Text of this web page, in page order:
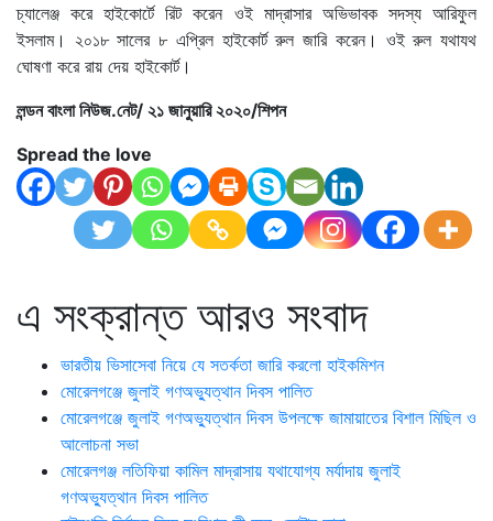
চ্যালেঞ্জ করে হাইকোর্টে রিট করেন ওই মাদ্রাসার অভিভাবক সদস্য আরিফুল
ইসলাম। ২০১৮ সালের ৮ এপ্রিল হাইকোর্ট রুল জারি করেন। ওই রুল যথাযথ
ঘোষণা করে রায় দেয় হাইকোর্ট।
লন্ডন বাংলা নিউজ.নেট/ ২১ জানুয়ারি ২০২০/শিপন
Spread the love
এ সংক্রান্ত আরও সংবাদ
ভারতীয় ভিসাসেবা নিয়ে যে সতর্কতা জারি করলো হাইকমিশন
মোরেলগঞ্জে জুলাই গণঅভ্যুত্থান দিবস পালিত
মোরেলগঞ্জে জুলাই গণঅভ্যুত্থান দিবস উপলক্ষে জামায়াতের বিশাল মিছিল ও
আলোচনা সভা
মোরেলগঞ্জ লতিফিয়া কামিল মাদ্রাসায় যথাযোগ্য মর্যাদায় জুলাই
গণঅভ্যুত্থান দিবস পালিত